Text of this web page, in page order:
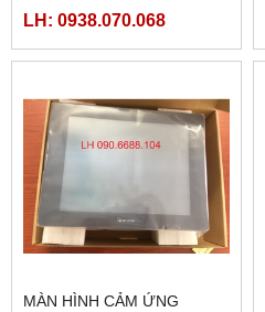
ETHERNET
LH: 0938.070.068
MÀN HÌNH CẢM ỨNG